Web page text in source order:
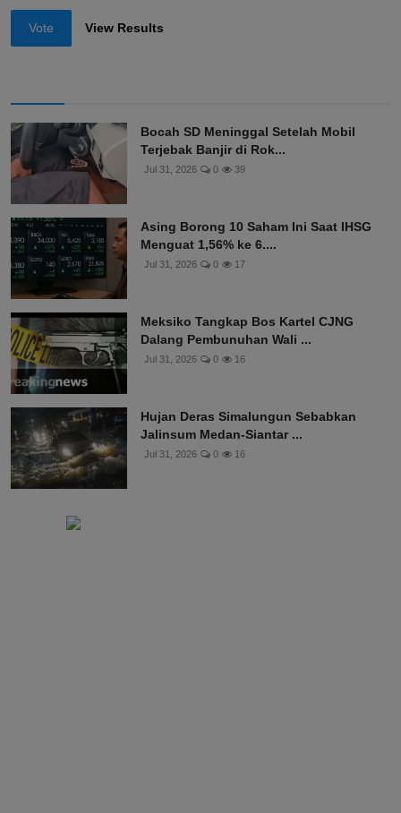
Vote View Results
Bocah SD Meninggal Setelah Mobil
Terjebak Banjir di Rok...
Jul 31, 2026 0 39
Asing Borong 10 Saham Ini Saat IHSG
Menguat 1,56% ke 6....
Jul 31, 2026 0 17
Meksiko Tangkap Bos Kartel CJNG
Dalang Pembunuhan Wali ...
Jul 31, 2026 0 16
Hujan Deras Simalungun Sebabkan
Jalinsum Medan-Siantar ...
Jul 31, 2026 0 16